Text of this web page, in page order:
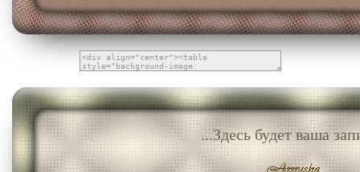
...Здесь будет ваша